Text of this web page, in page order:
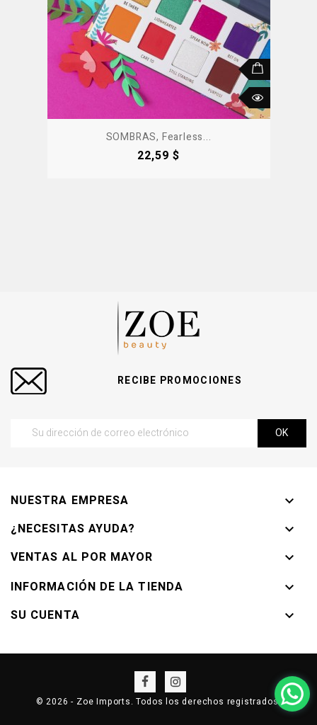
SOMBRAS, Fearless...
Precio
22,59 $
RECIBE PROMOCIONES
NUESTRA EMPRESA

¿NECESITAS AYUDA?

VENTAS AL POR MAYOR

INFORMACIÓN DE LA TIENDA

SU CUENTA

© 2026 - Zoe Imports. Todos los derechos registrados.